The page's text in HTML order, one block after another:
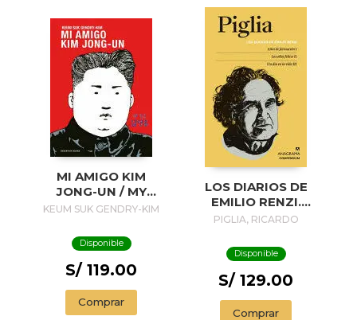
MI AMIGO KIM
JONG-UN / MY
FRIEND KIM JONG-
KEUM SUK GENDRY-KIM
Disponible
S/ 119.00
Comprar
LOS DIARIOS DE
EMILIO RENZI.
AÑOS DE
AÑOS FELICES II;
UN DIA EN LA VIDA
III
PIGLIA, RICARDO
Disponible
S/ 129.00
Comprar